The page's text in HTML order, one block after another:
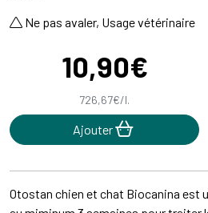
Ne pas avaler, Usage vétérinaire
10,90€
726,67€/l.
Ajouter
Otostan chien et chat Biocanina est